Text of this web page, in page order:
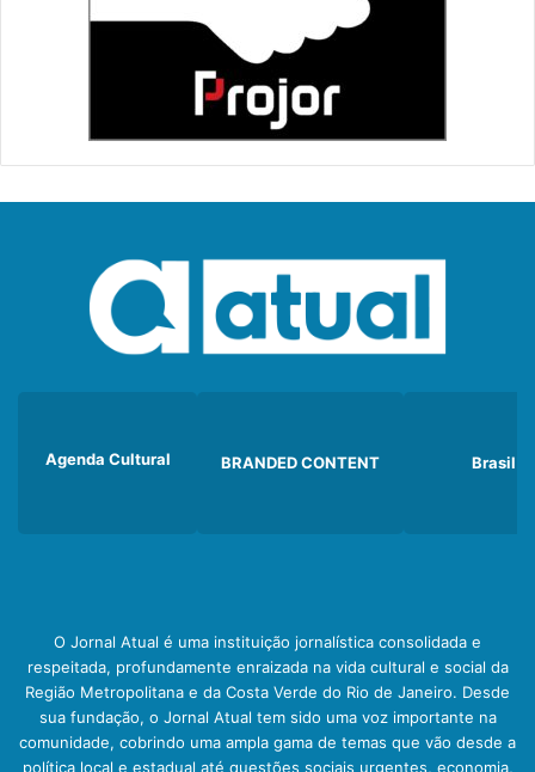
Agenda Cultural BRANDED CONTENT Brasil
O Jornal Atual é uma instituição jornalística consolidada e
respeitada, profundamente enraizada na vida cultural e social da
Região Metropolitana e da Costa Verde do Rio de Janeiro. Desde
sua fundação, o Jornal Atual tem sido uma voz importante na
comunidade, cobrindo uma ampla gama de temas que vão desde a
política local e estadual até questões sociais urgentes, economia,